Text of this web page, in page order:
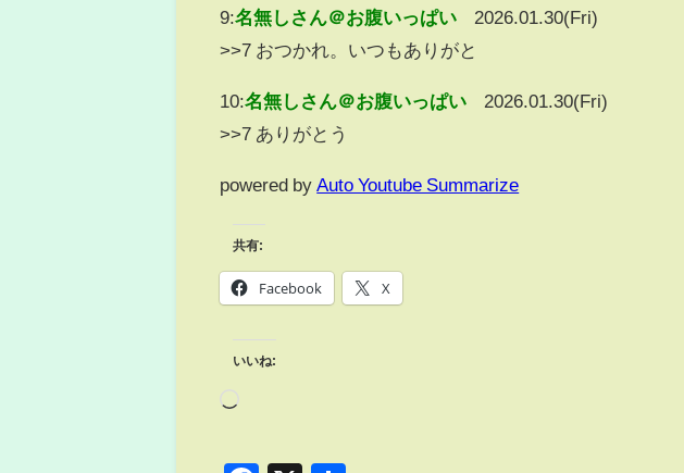
9:名無しさん＠お腹いっぱい
2026.01.30(Fri)
>>7 おつかれ。いつもありがと
10:名無しさん＠お腹いっぱい
2026.01.30(Fri)
>>7 ありがとう
powered by Auto Youtube Summarize
共有:
Facebook X
いいね: